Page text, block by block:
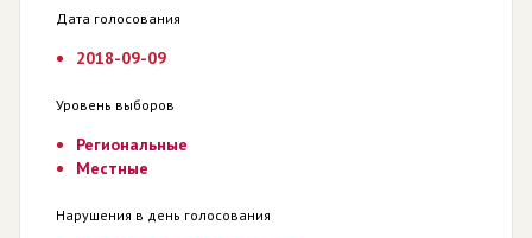
Дата голосования
2018-09-09
Уровень выборов
Региональные
Местные
Нарушения в день голосования